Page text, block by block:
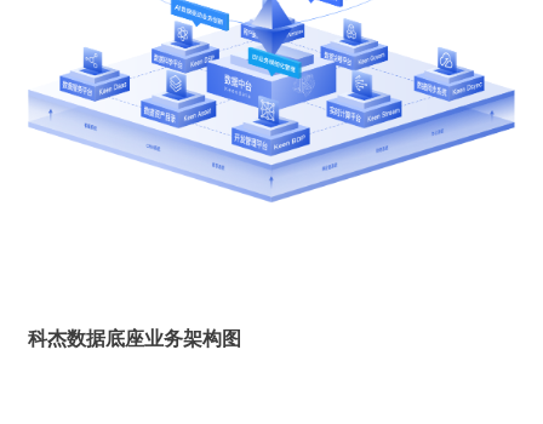
科杰数据底座业务架构图